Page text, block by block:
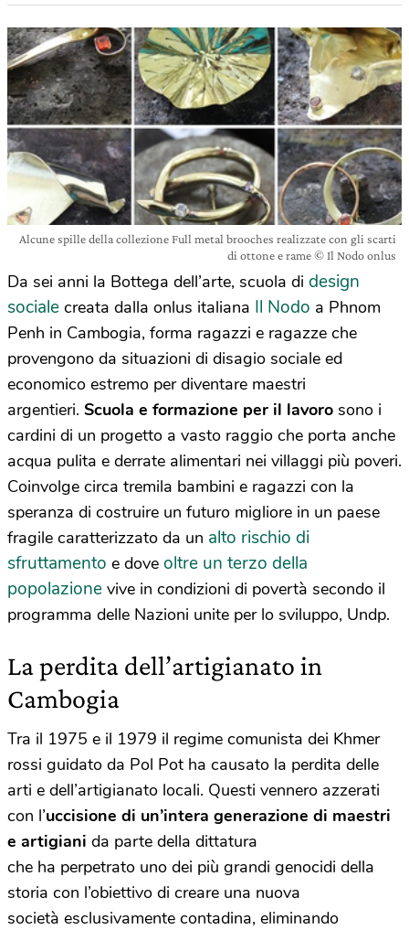
Alcune spille della collezione Full metal brooches realizzate con gli scarti
di ottone e rame © Il Nodo onlus
Da sei anni la Bottega dell’arte, scuola di design
sociale creata dalla onlus italiana Il Nodo a Phnom
Penh in Cambogia, forma ragazzi e ragazze che
provengono da situazioni di disagio sociale ed
economico estremo per diventare maestri
argentieri. Scuola e formazione per il lavoro sono i
cardini di un progetto a vasto raggio che porta anche
acqua pulita e derrate alimentari nei villaggi più poveri.
Coinvolge circa tremila bambini e ragazzi con la
speranza di costruire un futuro migliore in un paese
fragile caratterizzato da un alto rischio di
sfruttamento e dove oltre un terzo della
popolazione vive in condizioni di povertà secondo il
programma delle Nazioni unite per lo sviluppo, Undp.
La perdita dell’artigianato in
Cambogia
Tra il 1975 e il 1979 il regime comunista dei Khmer
rossi guidato da Pol Pot ha causato la perdita delle
arti e dell’artigianato locali. Questi vennero azzerati
con l’uccisione di un’intera generazione di maestri
e artigiani da parte della dittatura
che ha perpetrato uno dei più grandi genocidi della
storia con l’obiettivo di creare una nuova
società esclusivamente contadina, eliminando